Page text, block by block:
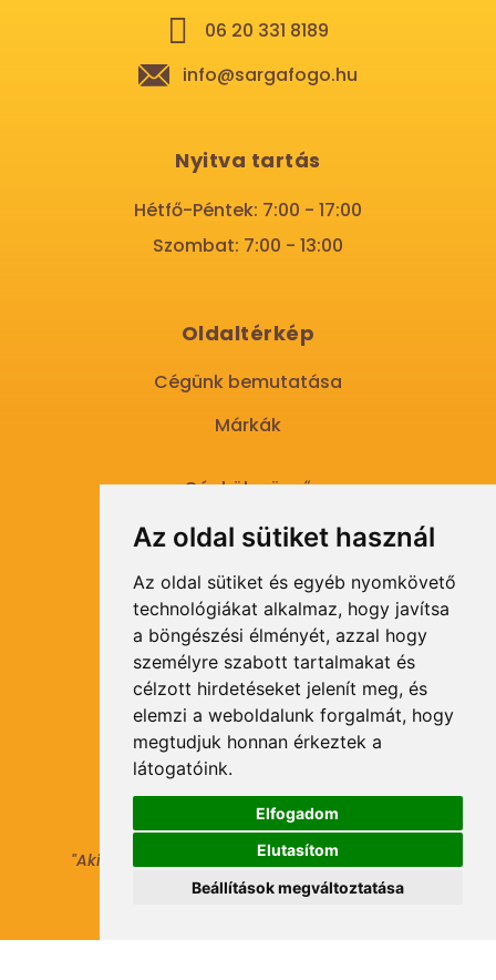
Az oldal sütiket használ
Az oldal sütiket és egyéb nyomkövető
technológiákat alkalmaz, hogy javítsa
a böngészési élményét, azzal hogy
személyre szabott tartalmakat és
célzott hirdetéseket jelenít meg, és
elemzi a weboldalunk forgalmát, hogy
megtudjuk honnan érkeztek a
látogatóink.
Elfogadom
Elutasítom
Beállítások megváltoztatása
06 20 331 8189
info@sargafogo.hu
Nyitva tartás
Hétfő-Péntek: 7:00 - 17:00
Szombat: 7:00 - 13:00
Oldaltérkép
Cégünk bemutatása
Márkák
Gépkölcsönző
Termékcsoportok
Szállítási feltételek
Kapcsolat
Hasznos
Általános Szerződési Feltételek
Adatkezelési tájékoztató
"Aki másokat nem tesz gazdaggá, maga sem
válhat azzá."